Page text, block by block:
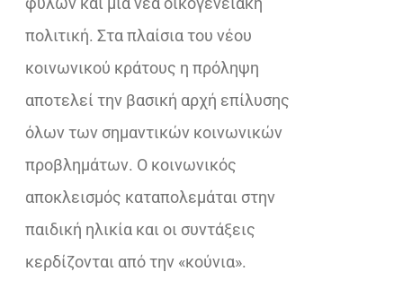
πολιτική. Στα πλαίσια του νέου
κοινωνικού κράτους η πρόληψη
αποτελεί την βασική αρχή επίλυσης
όλων των σημαντικών κοινωνικών
προβλημάτων. Ο κοινωνικός
αποκλεισμός καταπολεμάται στην
παιδική ηλικία και οι συντάξεις
κερδίζονται από την «κούνια».